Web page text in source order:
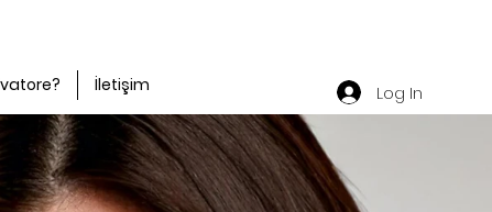
İletişim Log In